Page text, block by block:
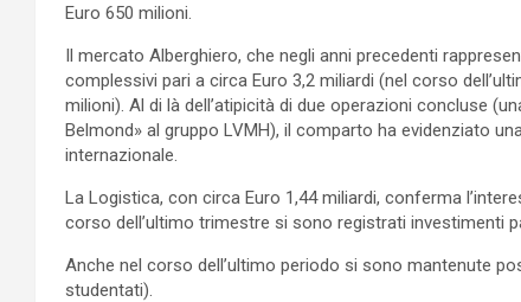
Euro 650 milioni.
Il mercato Alberghiero, che negli anni precedenti
complessivi pari a circa Euro 3,2 miliardi (nel corso
milioni). Al di là dell’atipicità di due operazioni concluse
Belmond» al gruppo LVMH), il comparto ha evidenziato
internazionale.
La Logistica, con circa Euro 1,44 miliardi, conferma
corso dell’ultimo trimestre si sono registrati investimenti
Anche nel corso dell’ultimo periodo si sono mantenute
studentati).